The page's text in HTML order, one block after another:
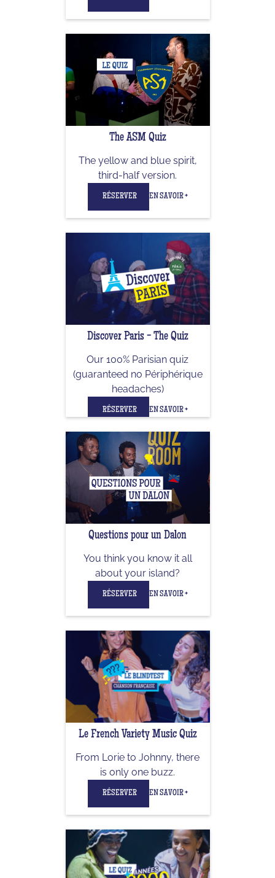
The ASM Quiz
The yellow and blue spirit,
third-half version.
RÉSERVER EN SAVOIR +
Discover Paris - The Quiz
Our 100% Parisian quiz
(guaranteed no Périphérique
headaches)
RÉSERVER EN SAVOIR +
Questions pour un Dalon
You think you know it all
about your island?
RÉSERVER EN SAVOIR +
Le French Variety Music Quiz
From Lorie to Johnny, there
is only one buzz.
RÉSERVER EN SAVOIR +